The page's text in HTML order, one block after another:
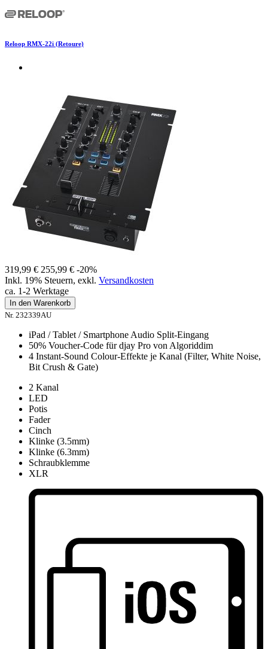
Reloop RMX-22i (Retoure)
319,99 € 255,99 € -20%
Inkl. 19% Steuern, exkl. Versandkosten
ca. 1-2 Werktage
In den Warenkorb
Nr. 232339AU
iPad / Tablet / Smartphone Audio Split-Eingang
50% Voucher-Code für djay Pro von Algoriddim
4 Instant-Sound Colour-Effekte je Kanal (Filter, White Noise,
Bit Crush & Gate)
2 Kanal
LED
Potis
Fader
Cinch
Klinke (3.5mm)
Klinke (6.3mm)
Schraubklemme
XLR